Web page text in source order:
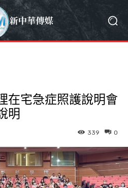
在宅急症照護說明會
明
0
339